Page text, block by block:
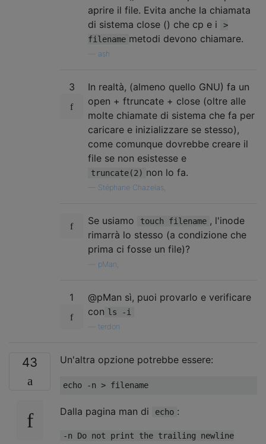
aprire il file. Evita anche la chiamata
di sistema close () che cp e i
>
filename metodi devono chiamare.
ash
3
In realtà, (almeno quello GNU) fa un
open + ftruncate + close (oltre alle
molte chiamate di sistema che fa per
caricare e inizializzare se stesso),
come comunque dovrebbe creare il
file se non esistesse e
truncate(2) non lo fa.
Stéphane Chazelas,
Se usiamo touch filename , l'inode
rimarrà lo stesso (a condizione che
prima ci fosse un file)?
pMan,
1
@pMan sì, puoi provarlo e verificare
con ls -i
terdon
43 Un'altra opzione potrebbe essere:
echo -n > filename
Dalla pagina man di echo :
-n Do not print the trailing newline